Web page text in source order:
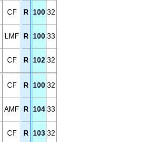
CF R 100 32
LMF R 100 33
CF R 102 32
CF R 100 32
AMF R 104 33
CF R 103 32